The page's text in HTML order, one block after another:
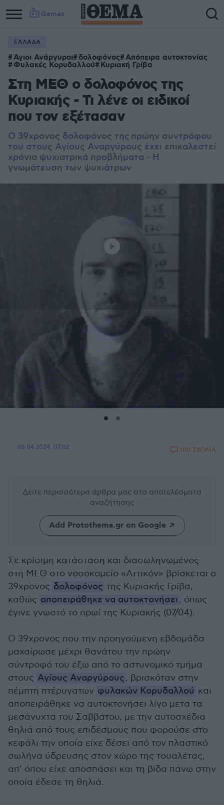
Games
ΕΛΛΑΔΑ
Άγιοι Ανάργυροι δολοφόνος Απόπειρα αυτοκτονίας
Φυλακές Κορυδαλλού Κυριακή Γρίβα
Στη ΜΕΘ ο δολοφόνος της
Κυριακής - Τι λένε οι ειδικοί
που τον εξέτασαν
O 39χρονος δολοφόνος της πρώην συντρόφου
του στους Αγίους Αναργύρους έχει επικαλεστεί
χρόνια ψυχιατρικά προβλήματα - Η
γνωμάτευση των ψυχιάτρων
08.04.2024, 07:02 100 ΣΧΟΛΙΑ
Δείτε περισσότερα άρθρα μας στα αποτελέσματα
αναζήτησης
Add Protothema.gr on Google
Σε κρίσιμη κατάσταση και διασωληνωμένος
στη ΜΕΘ στο νοσοκομείο «Αττικόν» βρίσκεται ο
39χρονος δολοφόνος της Κυριακής Γρίβα,
καθώς αποπειράθηκε να αυτοκτονήσει, όπως
έγινε γνωστό το πρωί της Κυριακής (07/04).
Ο 39χρονος που την προηγούμενη εβδομάδα
μαχαίρωσε μέχρι θανάτου την πρώην
σύντροφό του έξω από το αστυνομικό τμήμα
στους Αγίους Αναργύρους, βρισκόταν στην
πέμπτη πτέρυγατων φυλακών Κορυδαλλού και
αποπειράθηκε να αυτοκτονήσει λίγο μετα τα
μεσάνυχτα του Σαββάτου, με την αυτοσχέδια
θηλιά από τους επιδέσμους που φορούσε στο
κεφάλι την οποία είχε δέσει από τον πλαστικό
σωλήνα ύδρευσης στον χώρο της τουαλέτας,
απ’ όπου είχε αποσπάσει και τη βίδα πάνω στην
οποία έδεσε τη θηλιά.